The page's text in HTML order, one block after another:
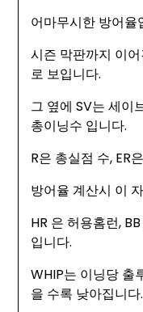
어마무시한 방어율
시즌 막판까지 이
로 보입니다.
그 옆에 SV는 세이
총이닝수 입니다.
R은 총실점 수, ER
방어율 계산시 이
HR 은 허용홈런,
입니다.
WHIP는 이닝당 출
을 수록 낮아집니다.